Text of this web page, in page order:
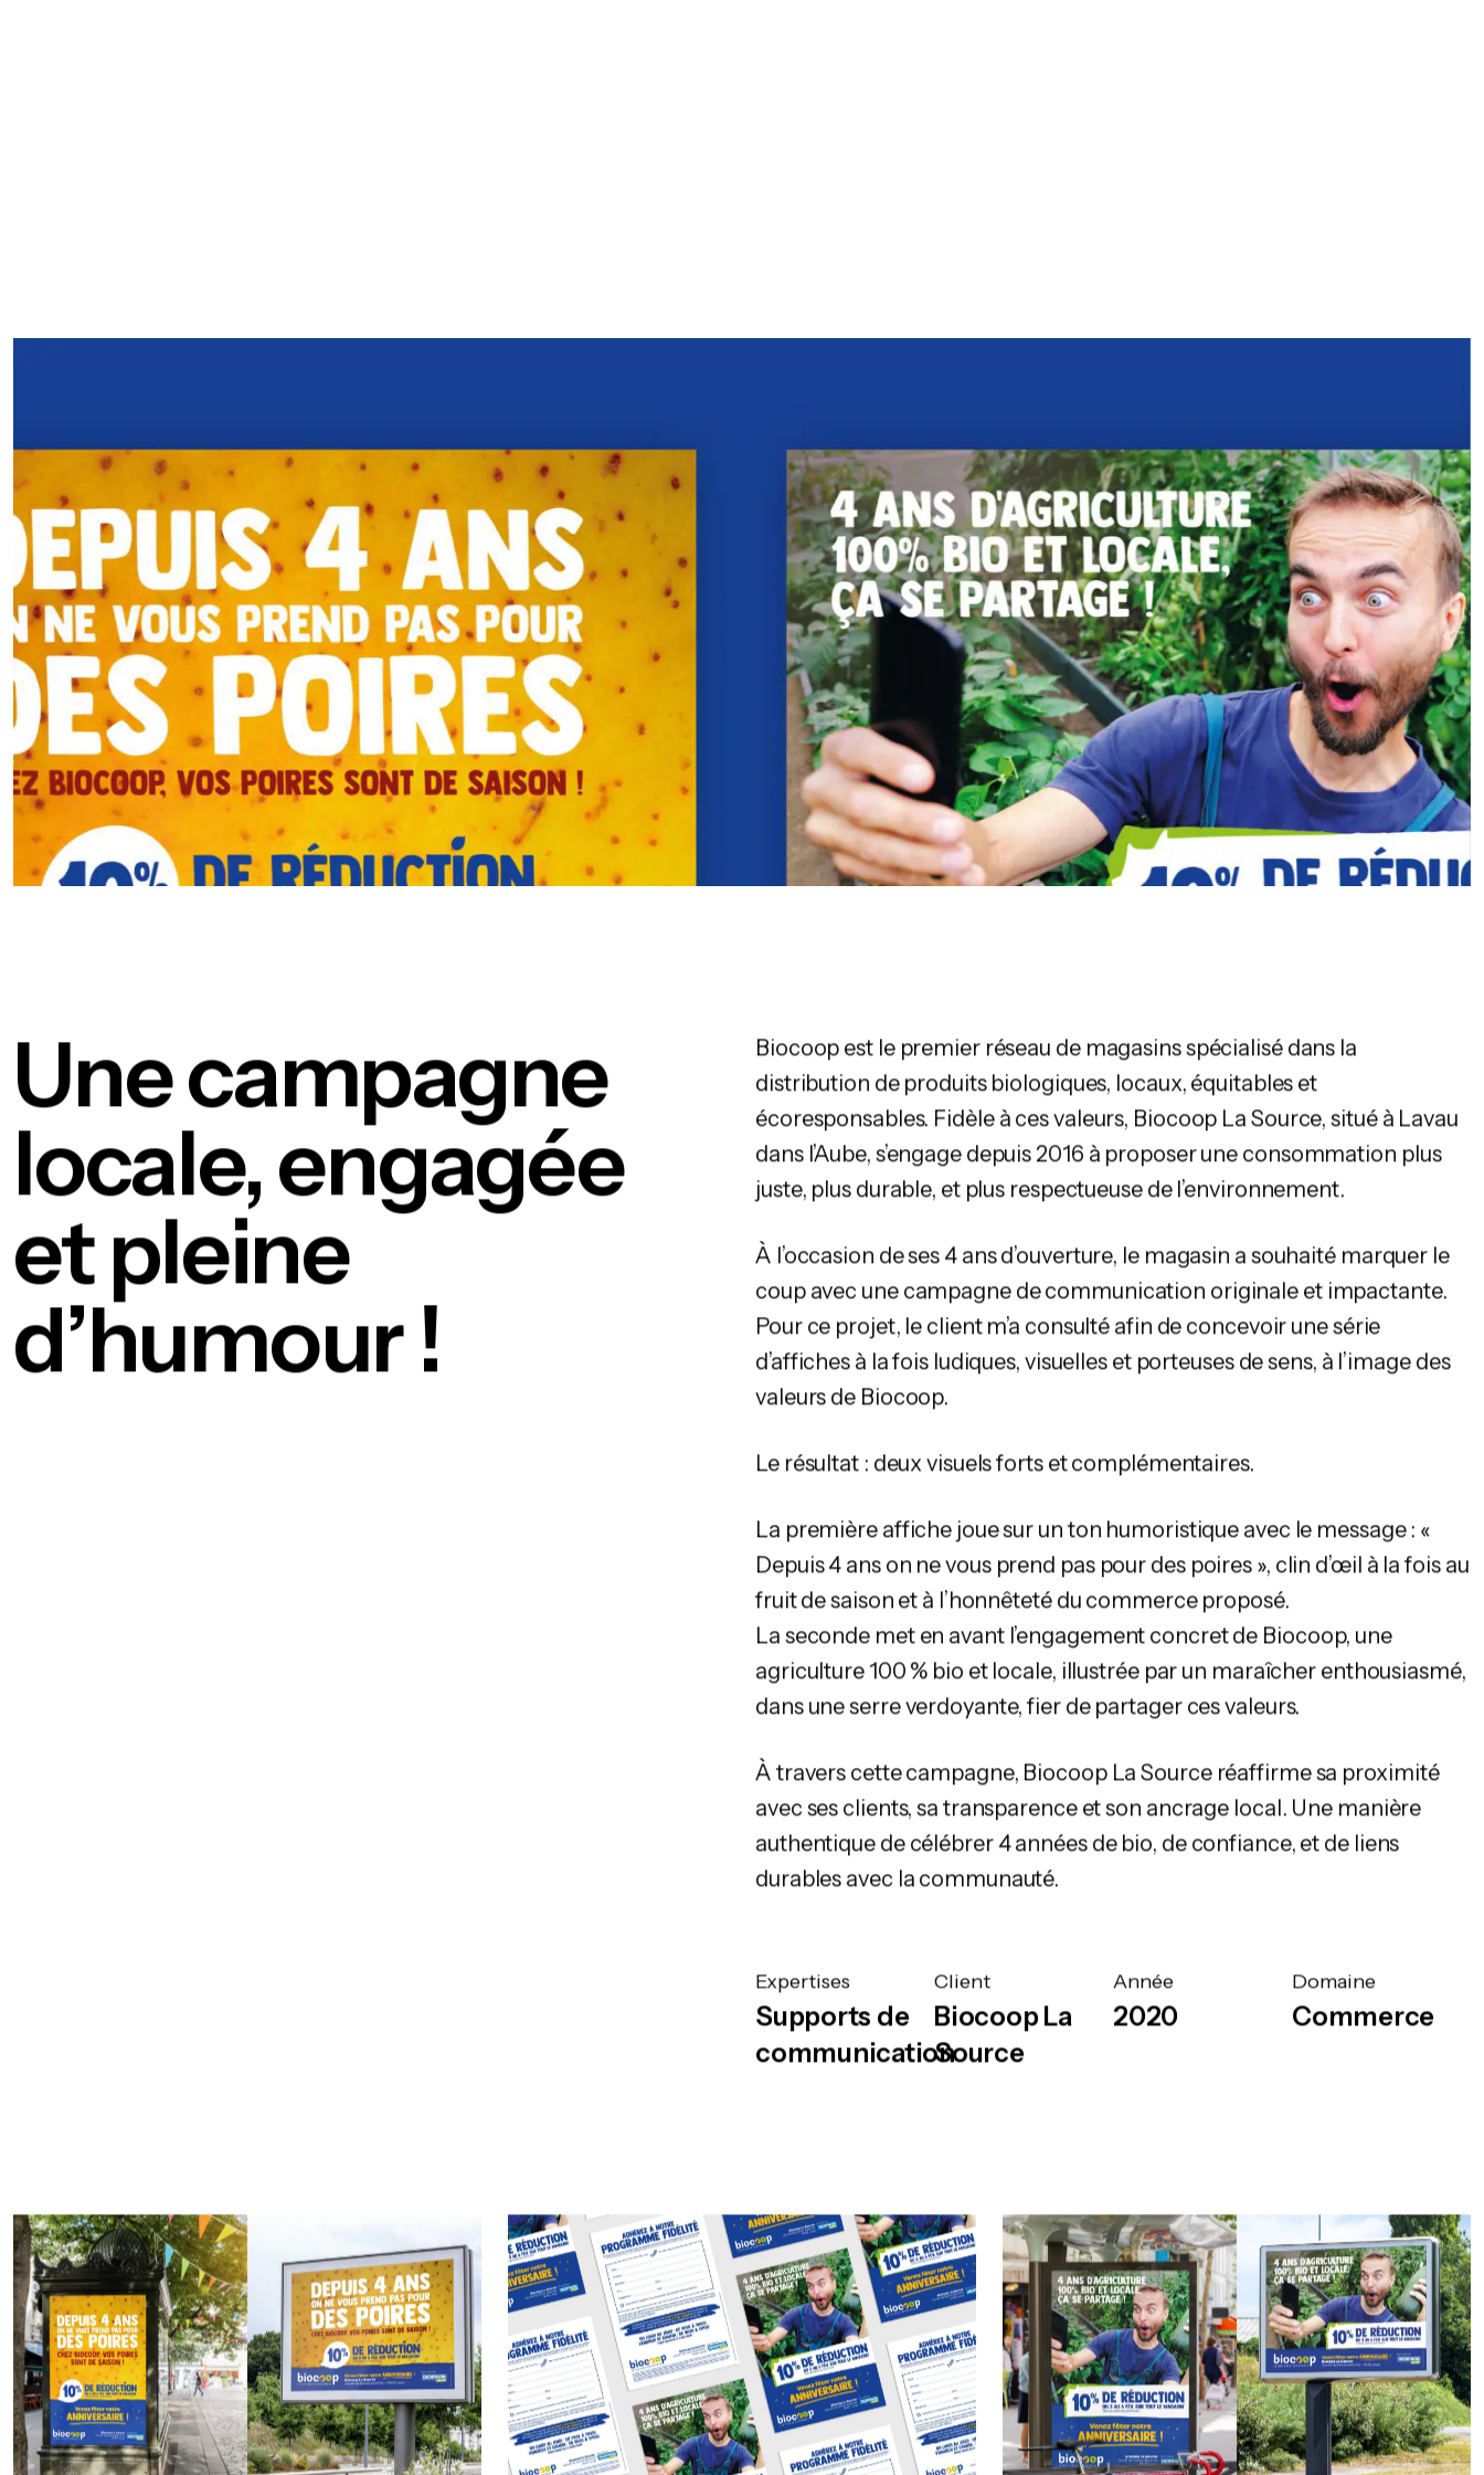
Une campagne
locale, engagée
et pleine
d’humour !
Biocoop est le premier réseau de magasins spécialisé dans la
distribution de produits biologiques, locaux, équitables et
écoresponsables. Fidèle à ces valeurs, Biocoop La Source, situé à Lavau
dans l’Aube, s’engage depuis 2016 à proposer une consommation plus
juste, plus durable, et plus respectueuse de l’environnement.
À l’occasion de ses 4 ans d’ouverture, le magasin a souhaité marquer le
coup avec une campagne de communication originale et impactante.
Pour ce projet, le client m’a consulté afin de concevoir une série
d’affiches à la fois ludiques, visuelles et porteuses de sens, à l’image des
valeurs de Biocoop.
Le résultat : deux visuels forts et complémentaires.
La première affiche joue sur un ton humoristique avec le message : «
Depuis 4 ans on ne vous prend pas pour des poires », clin d’œil à la fois au
fruit de saison et à l’honnêteté du commerce proposé.
La seconde met en avant l’engagement concret de Biocoop, une
agriculture 100 % bio et locale, illustrée par un maraîcher enthousiasmé,
dans une serre verdoyante, fier de partager ces valeurs.
À travers cette campagne, Biocoop La Source réaffirme sa proximité
avec ses clients, sa transparence et son ancrage local. Une manière
authentique de célébrer 4 années de bio, de confiance, et de liens
durables avec la communauté.
Expertises
Supports de
communication
Client
Biocoop La
Source
Année
2020
Domaine
Commerce